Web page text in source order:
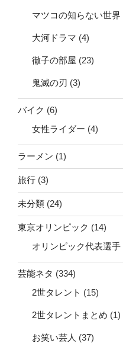
マツコの知らない世界
大河ドラマ (4)
徹子の部屋 (23)
鬼滅の刃 (3)
バイク (6)
女性ライダー (4)
ラーメン (1)
旅行 (3)
未分類 (24)
東京オリンピック (14)
オリンピック代表選手
芸能ネタ (334)
2世タレント (15)
2世タレントまとめ (1)
お笑い芸人 (37)